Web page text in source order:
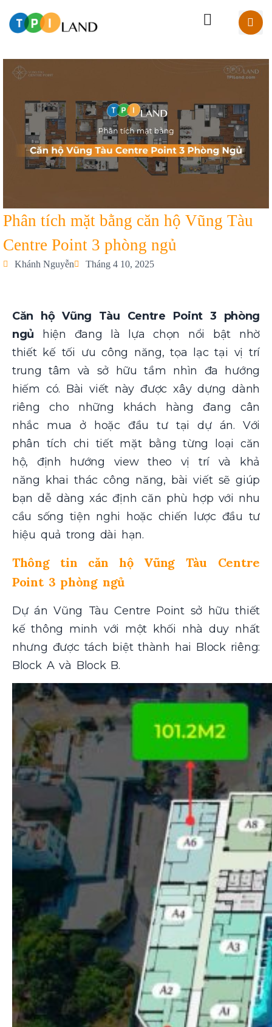
Phân tích mặt bằng căn hộ Vũng Tàu
Centre Point 3 phòng ngủ
Khánh Nguyễn Tháng 4 10, 2025
Căn hộ Vũng Tàu Centre Point 3 phòng
ngủ hiện đang là lựa chọn nổi bật nhờ
thiết kế tối ưu công năng, tọa lạc tại vị trí
trung tâm và sở hữu tầm nhìn đa hướng
hiếm có. Bài viết này được xây dựng dành
riêng cho những khách hàng đang cân
nhắc mua ở hoặc đầu tư tại dự án. Với
phân tích chi tiết mặt bằng từng loại căn
hộ, định hướng view theo vị trí và khả
năng khai thác công năng, bài viết sẽ giúp
bạn dễ dàng xác định căn phù hợp với nhu
cầu sống tiện nghi hoặc chiến lược đầu tư
hiệu quả trong dài hạn.
Thông tin căn hộ Vũng Tàu Centre
Point 3 phòng ngủ
Dự án Vũng Tàu Centre Point sở hữu thiết
kế thông minh với một khối nhà duy nhất
nhưng được tách biệt thành hai Block riêng:
Block A và Block B.